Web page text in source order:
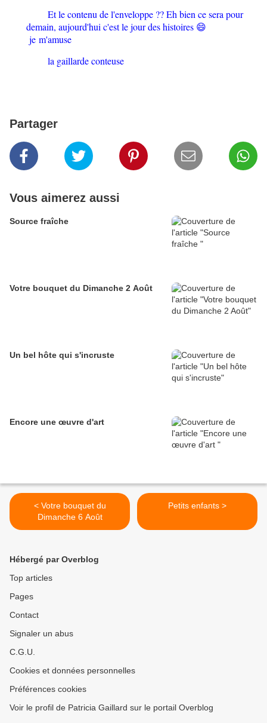
Et le contenu de l'enveloppe ?? Eh bien ce sera pour
demain, aujourd'hui c'est le jour des histoires 😄
jem'amuse
la gaillarde conteuse
Partager
Vous aimerez aussi
Source fraîche
Votre bouquet du Dimanche 2 Août
Un bel hôte qui s'incruste
Encore une œuvre d'art
< Votre bouquet du
Dimanche 6 Août
Petits enfants >
Hébergé par Overblog
Top articles
Pages
Contact
Signaler un abus
C.G.U.
Cookies et données personnelles
Préférences cookies
Voir le profil de Patricia Gaillard sur le portail Overblog